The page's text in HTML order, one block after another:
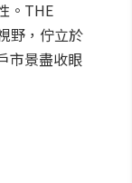
。THE
野，佇立於
市景盡收眼